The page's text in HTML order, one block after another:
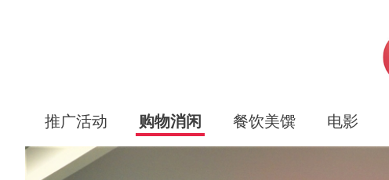
推广活动 购物消闲 餐饮美馔 电影